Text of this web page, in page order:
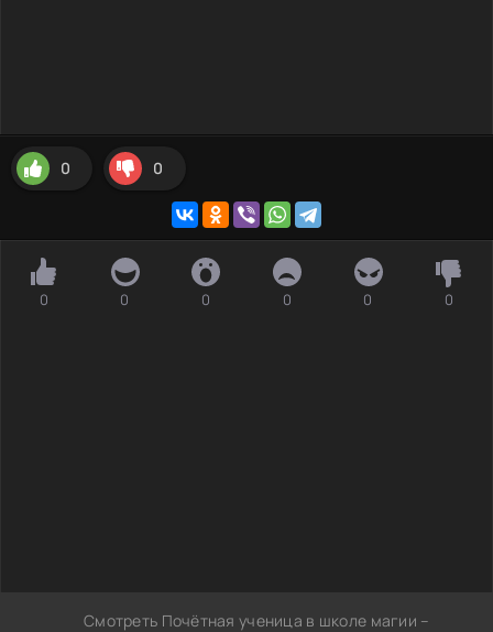
0 0
0 0 0 0 0 0
Смотреть Почётная ученица в школе магии –